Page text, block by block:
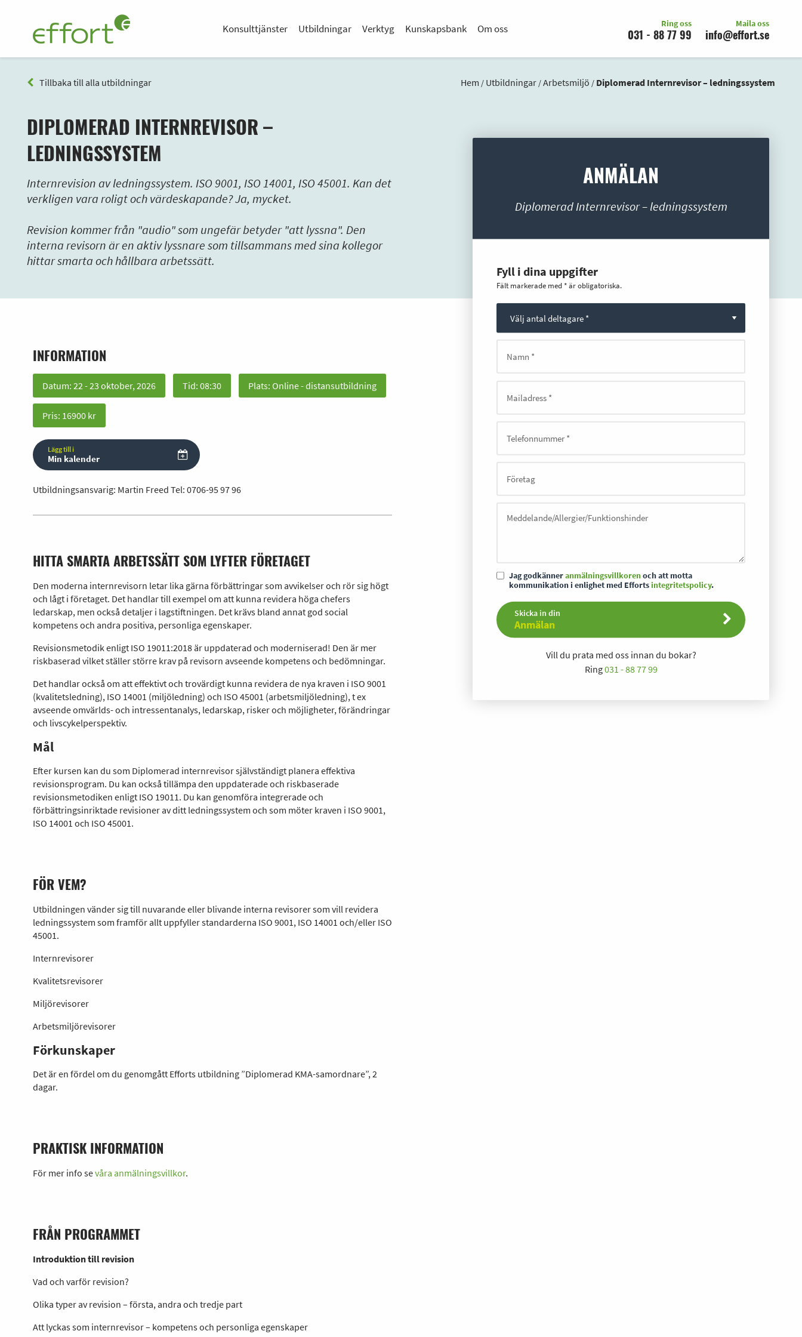
Konsulttjänster Utbildningar Verktyg Kunskapsbank Om oss Ring oss
031 - 88 77 99
Maila oss
info@effort.se
Tillbaka till alla utbildningar Hem / Utbildningar /Arbetsmiljö / Diplomerad Internrevisor – ledningssystem
DIPLOMERAD INTERNREVISOR –
LEDNINGSSYSTEM
Internrevision av ledningssystem. ISO 9001, ISO 14001, ISO 45001. Kan det
verkligen vara roligt och värdeskapande? Ja, mycket.
Revision kommer från "audio" som ungefär betyder "att lyssna". Den
interna revisorn är en aktiv lyssnare som tillsammans med sina kollegor
hittar smarta och hållbara arbetssätt.
INFORMATION
Datum: 22 - 23 oktober, 2026 Tid: 08:30 Plats: Online - distansutbildning
Pris: 16900 kr
Lägg till i
Min kalender
Utbildningsansvarig: Martin Freed Tel: 0706-95 97 96
HITTA SMARTA ARBETSSÄTT SOM LYFTER FÖRETAGET
Den moderna internrevisorn letar lika gärna förbättringar som avvikelser och rör sig högt
och lågt i företaget. Det handlar till exempel om att kunna revidera höga chefers
ledarskap, men också detaljer i lagstiftningen. Det krävs bland annat god social
kompetens och andra positiva, personliga egenskaper.
Revisionsmetodik enligt ISO 19011:2018 är uppdaterad och moderniserad! Den är mer
riskbaserad vilket ställer större krav på revisorn avseende kompetens och bedömningar.
Det handlar också om att effektivt och trovärdigt kunna revidera de nya kraven i ISO 9001
(kvalitetsledning), ISO 14001 (miljöledning) och ISO 45001 (arbetsmiljöledning), t ex
avseende omvärlds- och intressentanalys, ledarskap, risker och möjligheter, förändringar
och livscykelperspektiv.
Mål
Efter kursen kan du som Diplomerad internrevisor självständigt planera effektiva
revisionsprogram. Du kan också tillämpa den uppdaterade och riskbaserade
revisionsmetodiken enligt ISO 19011. Du kan genomföra integrerade och
förbättringsinriktade revisioner av ditt ledningssystem och som möter kraven i ISO 9001,
ISO 14001 och ISO 45001.
FÖR VEM?
Utbildningen vänder sig till nuvarande eller blivande interna revisorer som vill revidera
ledningssystem som framför allt uppfyller standarderna ISO 9001, ISO 14001 och/eller ISO
45001.
Internrevisorer
Kvalitetsrevisorer
Miljörevisorer
Arbetsmiljörevisorer
Förkunskaper
Det är en fördel om du genomgått Efforts utbildning ”Diplomerad KMA-samordnare”, 2
dagar.
PRAKTISK INFORMATION
För mer info sevåra anmälningsvillkor.
FRÅN PROGRAMMET
Introduktion till revision
Vad och varför revision?
Olika typer av revision – första, andra och tredje part
Att lyckas som internrevisor – kompetens och personliga egenskaper
ANMÄLAN
Diplomerad Internrevisor – ledningssystem
Fyll i dina uppgifter
Fält markerade med * är obligatoriska.
Jag godkänneranmälningsvillkorenoch att motta
kommunikation i enlighet med Effortsintegritetspolicy.
Skicka in din
Anmälan
Vill du prata med oss innan du bokar?
Ring031 - 88 77 99